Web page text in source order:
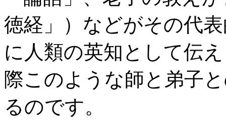
徳経」）などがその代
に人類の英知として伝
際このような師と弟子
るのです。